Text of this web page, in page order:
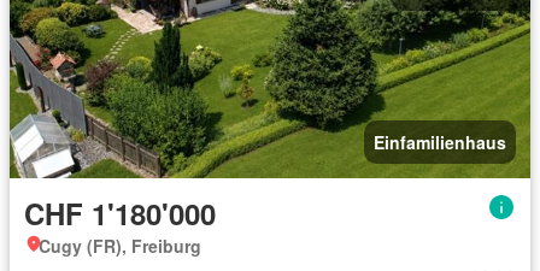
Einfamilienhaus
CHF 1'180'000
Cugy (FR), Freiburg